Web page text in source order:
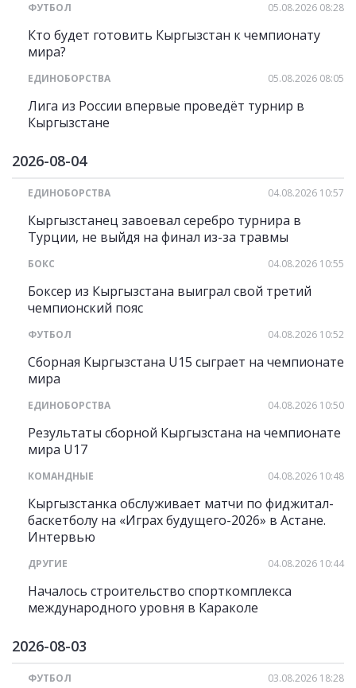
ФУТБОЛ 05.08.2026 08:28
Кто будет готовить Кыргызстан к чемпионату
мира?
ЕДИНОБОРСТВА 05.08.2026 08:05
Лига из России впервые проведёт турнир в
Кыргызстане
2026-08-04
ЕДИНОБОРСТВА 04.08.2026 10:57
Кыргызстанец завоевал серебро турнира в
Турции, не выйдя на финал из-за травмы
БОКС 04.08.2026 10:55
Боксер из Кыргызстана выиграл свой третий
чемпионский пояс
ФУТБОЛ 04.08.2026 10:52
Сборная Кыргызстана U15 сыграет на чемпионате
мира
ЕДИНОБОРСТВА 04.08.2026 10:50
Результаты сборной Кыргызстана на чемпионате
мира U17
КОМАНДНЫЕ 04.08.2026 10:48
Кыргызстанка обслуживает матчи по фиджитал-
баскетболу на «Играх будущего-2026» в Астане.
Интервью
ДРУГИЕ 04.08.2026 10:44
Началось строительство спорткомплекса
международного уровня в Караколе
2026-08-03
ФУТБОЛ 03.08.2026 18:28